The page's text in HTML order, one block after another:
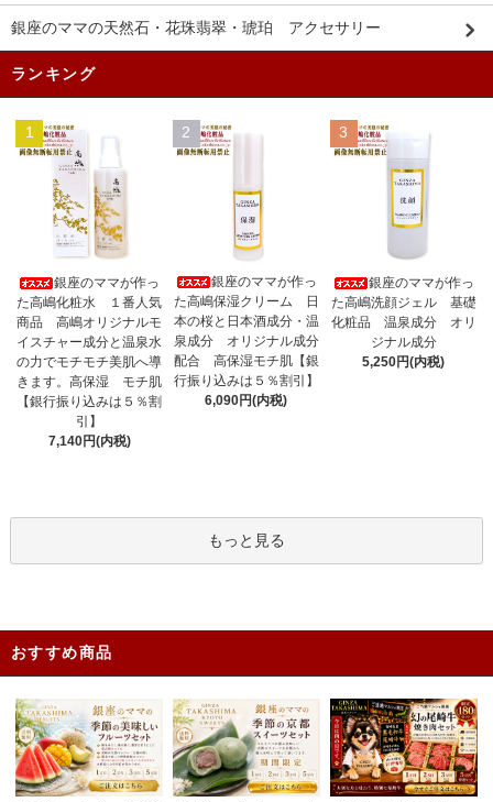
銀座のママの天然石・花珠翡翠・琥珀 アクセサリー
ランキング
1
銀座のママが作っ
た高嶋化粧水 １番人気
商品 高嶋オリジナルモ
イスチャー成分と温泉水
の力でモチモチ美肌へ導
きます。高保湿 モチ肌
【銀行振り込みは５％割
引】
7,140円(内税)
2
銀座のママが作っ
た高嶋保湿クリーム 日
本の桜と日本酒成分・温
泉成分 オリジナル成分
配合 高保湿モチ肌【銀
行振り込みは５％割引】
6,090円(内税)
3
銀座のママが作っ
た高嶋洗顔ジェル 基礎
化粧品 温泉成分 オリ
ジナル成分
5,250円(内税)
もっと見る
おすすめ商品